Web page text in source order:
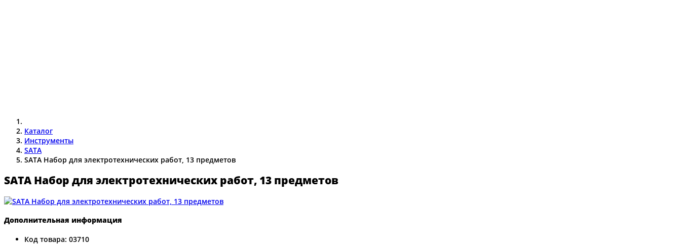
Каталог
Инструменты
SATA
SATA Набор для электротехнических работ, 13 предметов
SATA Набор для электротехнических работ, 13 предметов
Дополнительная информация
Код товара: 03710